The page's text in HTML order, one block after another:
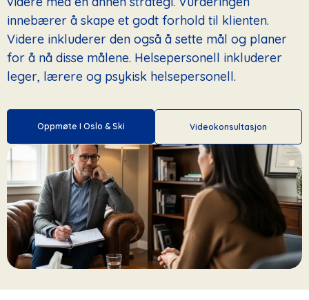
innebærer å skape et godt forhold til klienten.
Videre inkluderer den også å sette mål og planer
for å nå disse målene. Helsepersonell inkluderer
leger, lærere og psykisk helsepersonell.
Oppmøte I Oslo & Ski Videokonsultasjon